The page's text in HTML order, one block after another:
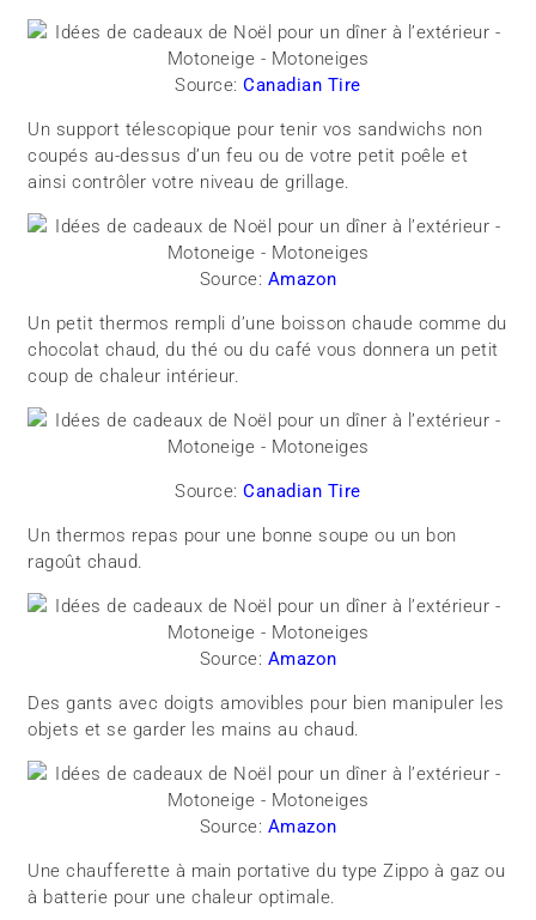
Source:Canadian Tire
Un support télescopique pour tenir vos sandwichs non
coupés au-dessus d’un feu ou de votre petit poêle et
ainsi contrôler votre niveau de grillage.
Source: Amazon
Un petit thermos rempli d’une boisson chaude comme du
chocolat chaud, du thé ou du café vous donnera un petit
coup de chaleur intérieur.
Source:Canadian Tire
Un thermos repas pour une bonne soupe ou un bon
ragoût chaud.
Source: Amazon
Des gants avec doigts amovibles pour bien manipuler les
objets et se garder les mains au chaud.
Source: Amazon
Une chaufferette à main portative du type Zippo à gaz ou
à batterie pour une chaleur optimale.